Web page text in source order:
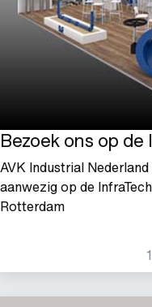
Bezoek ons op de
AVK Industrial
aanwezig op de
Rotterdam